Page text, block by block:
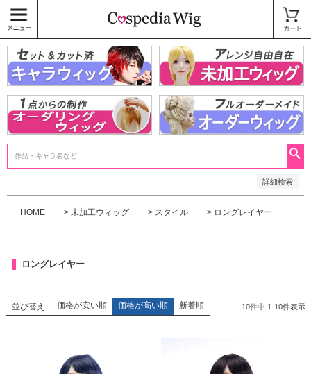
詳細検索
〜
商品タグ
キャラウィッグ
未加工ウィッグ
ベースウィッグ
衣装
SALE中
HOME 未加工ウィッグ スタイル ロングレイヤー
ロングレイヤー
並び替え 価格が安い順 価格が高い順 新着順 10件中 1-10件表示